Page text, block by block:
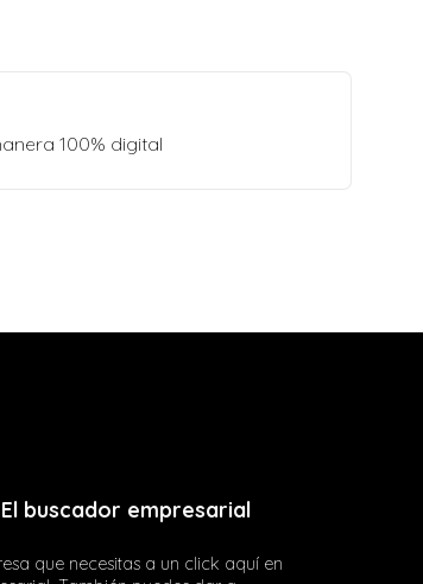
100% digital
buscador empresarial
que necesitas a un click aquí en